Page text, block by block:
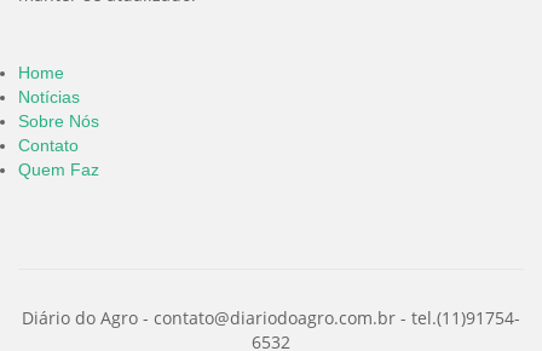
Home
Notícias
Sobre Nós
Contato
Quem Faz
Diário do Agro - contato@diariodoagro.com.br - tel.(11)91754-
6532